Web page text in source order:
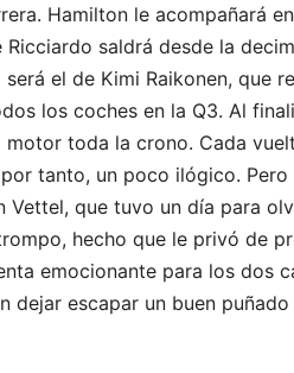
Hamilton le acompañará
Ricciardo saldrá desde la
el de Kimi Raikonen, que
los coches en la Q3. Al
toda la crono. Cada
tanto, un poco ilógico.
Vettel, que tuvo un día para
hecho que le privó de
emocionante para los dos
dejar escapar un buen